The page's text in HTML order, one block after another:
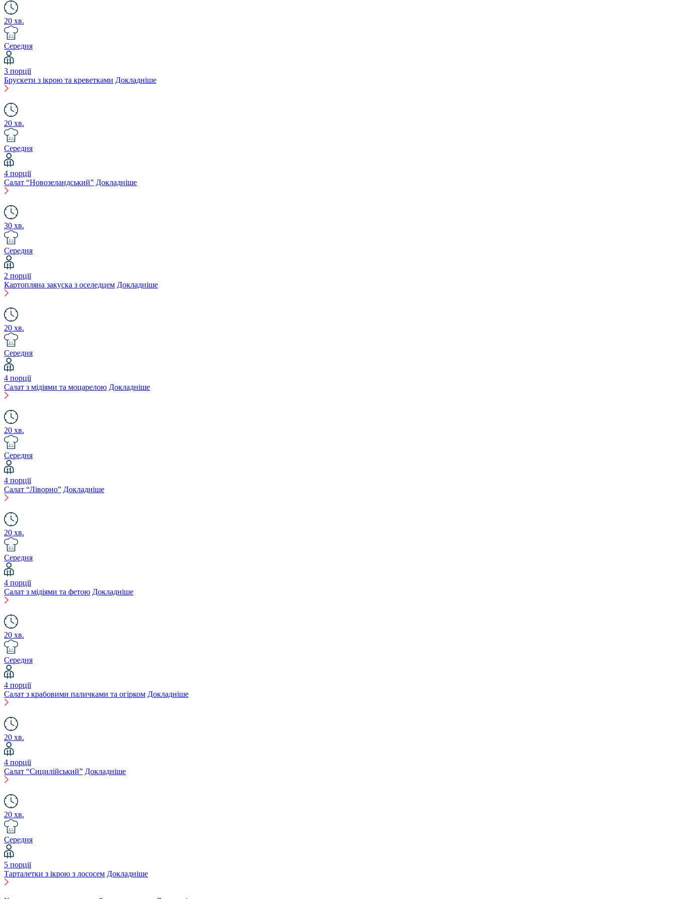
20 хв.
Середня
3 порції
Брускети з ікрою та креветками Докладніше
20 хв.
Середня
4 порції
Салат “Новозеландський” Докладніше
30 хв.
Середня
2 порції
Картопляна закуска з оселедцем Докладніше
20 хв.
Середня
4 порції
Салат з мідіями та моцарелою Докладніше
20 хв.
Середня
4 порції
Салат “Ліворно” Докладніше
20 хв.
Середня
4 порції
Салат з мідіями та фетою Докладніше
20 хв.
Середня
4 порції
Салат з крабовими паличками та огірком Докладніше
20 хв.
4 порції
Салат “Сицилійський” Докладніше
20 хв.
Середня
5 порції
Тарталетки з ікрою з лососем Докладніше